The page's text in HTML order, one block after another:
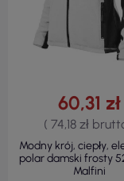
60,31 zł
( 74,18 zł
Modny krój, ciepły,
polar damski frosty
Malfini